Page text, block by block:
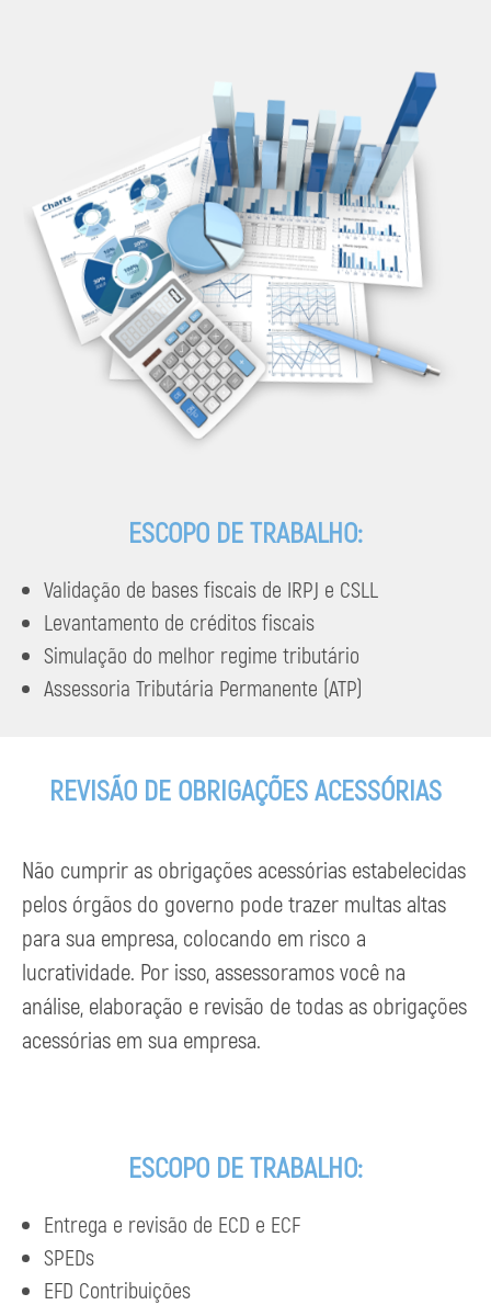
ESCOPO DE TRABALHO:
Validação de bases fiscais de IRPJ e CSLL
Levantamento de créditos fiscais
Simulação do melhor regime tributário
Assessoria Tributária Permanente (ATP)
REVISÃO DE OBRIGAÇÕES ACESSÓRIAS
Não cumprir as obrigações acessórias estabelecidas
pelos órgãos do governo pode trazer multas altas
para sua empresa, colocando em risco a
lucratividade. Por isso, assessoramos você na
análise, elaboração e revisão de todas as obrigações
acessórias em sua empresa.
ESCOPO DE TRABALHO:
Entrega e revisão de ECD e ECF
SPEDs
EFD Contribuições